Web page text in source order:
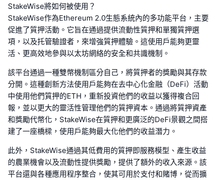
StakeWise將如何被使用？
StakeWise作為Ethereum 2.0生態系統內的多功能平台，主要
促進了質押活動。它旨在通過提供流動性質押和單獨質押選
項，以及托管驗證者，來增強質押體驗。這使用戶能夠更靈
活、更高效地參與以太坊網絡的安全和共識機制。
該平台通過一種雙幣機制區分自己，將質押者的獎勵與其存款
分開。這種創新方法使用戶能夠在去中心化金融（DeFi）活動
中使用他們質押的ETH，重新投資他們的收益以獲得複合回
報，並以更大的靈活性管理他們的質押資本。通過將質押資產
和獎勵代幣化，StakeWise在質押和更廣泛的DeFi景觀之間搭
建了一座橋樑，使用戶能夠最大化他們的收益潛力。
此外，StakeWise通過其低費用的質押即服務模型、產生收益
的農業機會以及流動性提供獎勵，提供了額外的收入來源。該
平台還與各種應用程序整合，使其可用於支付和賭博，從而擴